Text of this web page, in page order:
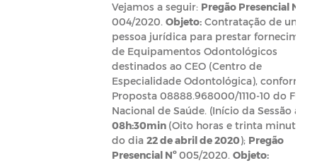
Vejamos a seguir: Pregão Presencial Nº
004/2020. Objeto:Contratação de uma
pessoa jurídica para prestar
de Equipamentos Odontológicos
destinados ao CEO (Centro de
Especialidade Odontológica), conforme
Proposta 08888.968000/1110-10 do
Nacional de Saúde. (Início da Sessão às
08h:30min (Oito horas e trinta minutos)
do dia 22 de abril de 2020); Pregão
Presencial Nº005/2020. Objeto: